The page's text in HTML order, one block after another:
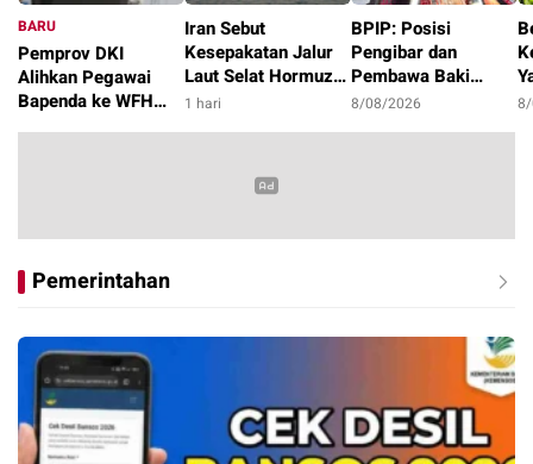
BARU
Pemprov DKI
Alihkan Pegawai
Bapenda ke WFH
20 jam
Iran Sebut
Kesepakatan Jalur
Laut Selat Hormuz
dengan Oman
1 hari
BPIP: Posisi
Pengibar dan
Pembawa Baki
Paskibraka 2026
8/08/2026
Pemerintahan